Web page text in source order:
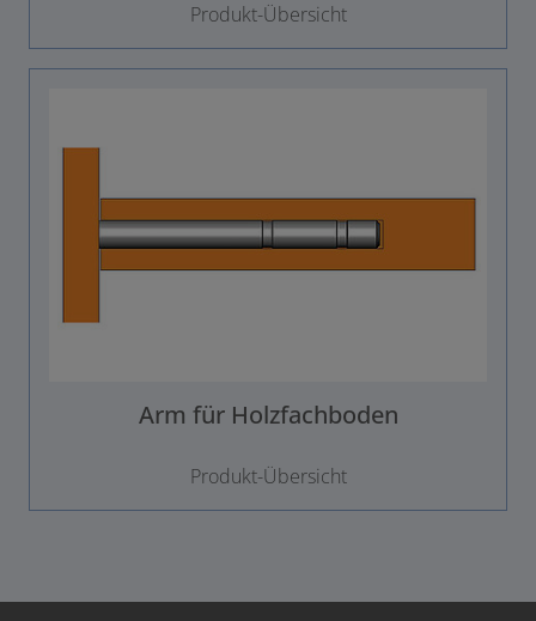
Produkt-Übersicht
Arm für Holzfachboden
Produkt-Übersicht